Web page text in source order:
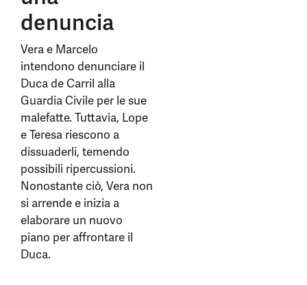
denuncia
Vera e Marcelo
intendono denunciare il
Duca de Carril alla
Guardia Civile per le sue
malefatte. Tuttavia, Lope
e Teresa riescono a
dissuaderli, temendo
possibili ripercussioni.
Nonostante ciò, Vera non
si arrende e inizia a
elaborare un nuovo
piano per affrontare il
Duca.